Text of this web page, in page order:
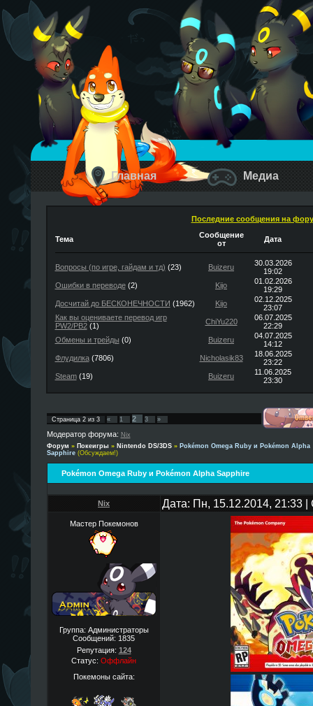
Главная Медиа
Последние сообщения на
Тема
Сообщение
от
Дата
Вопросы (по игре, гайдам и тд) (23) Buizeru
30.03.2026
19:02
Ошибки в переводе(2) Kijo
01.02.2026
19:29
Досчитай до БЕСКОНЕЧНОСТИ (1962) Kijo
02.12.2025
23:07
Как вы оцениваете перевод игр
PW2/PB2(1) ChiYu220
06.07.2025
22:29
Обмены и трейды (0) Buizeru
04.07.2025
14:12
Флудилка(7806) Nicholasik83
18.06.2025
23:22
Steam(19) Buizeru
11.06.2025
23:30
Страница 2из 3 « 1 2 3 »
Модератор форума: Nix
Форум » Покеигры » Nintendo DS/3DS » Pokémon Omega Ruby и Pokémon Alpha
Sapphire (Обсуждаем!)
Pokémon Omega Ruby и Pokémon Alpha Sapphire
Nix Дата: Пн, 15.12.2014, 21:33
Мастер Покемонов
Группа: Администраторы
Сообщений: 1835
Репутация: 124
Статус: Оффлайн
Покемоны сайта: